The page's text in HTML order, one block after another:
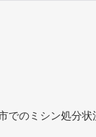
でのミシン処分状